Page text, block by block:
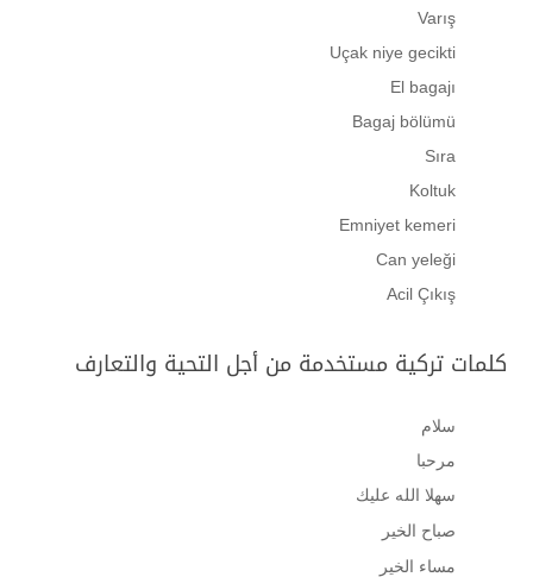
Varış
Uçak niye gecikti
El bagajı
Bagaj bölümü
Sıra
Koltuk
Emniyet kemeri
Can yeleği
Acil Çıkış
كلمات تركية مستخدمة من أجل التحية والتعارف
سلام
مرحبا
سهلا الله عليك
صباح الخير
مساء الخير